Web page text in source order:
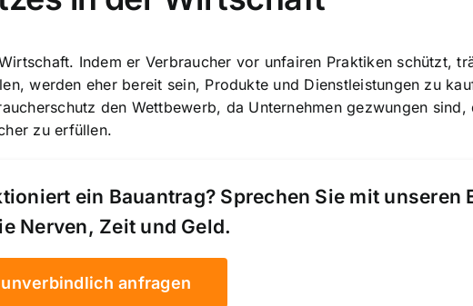
Indem er Verbraucher vor unfairen Praktiken schützt,
werden eher bereit sein, Produkte und Dienstleistungen zu
den Wettbewerb, da Unternehmen gezwungen sind,
zu erfüllen.
ein Bauantrag? Sprechen Sie mit unseren
Nerven, Zeit und Geld.
anfragen